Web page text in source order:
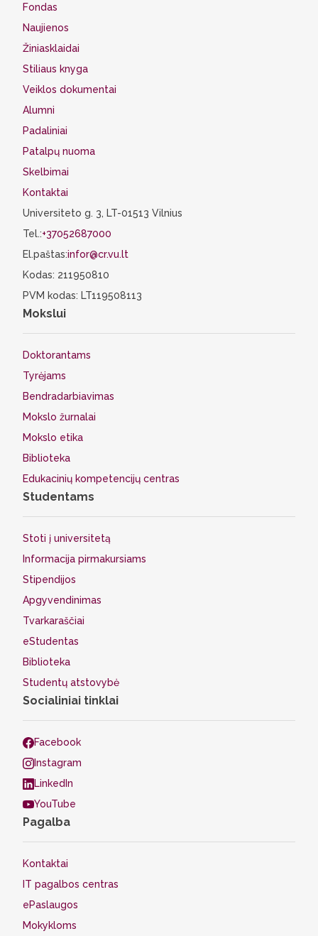
Fondas
Naujienos
Žiniasklaidai
Stiliaus knyga
Veiklos dokumentai
Alumni
Padaliniai
Patalpų nuoma
Skelbimai
Kontaktai
Universiteto g. 3, LT-01513 Vilnius
Tel.:+37052687000
El.paštas:infor@cr.vu.lt
Kodas: 211950810
PVM kodas: LT119508113
Mokslui
Doktorantams
Tyrėjams
Bendradarbiavimas
Mokslo žurnalai
Mokslo etika
Biblioteka
Edukacinių kompetencijų centras
Studentams
Stoti į universitetą
Informacija pirmakursiams
Stipendijos
Apgyvendinimas
Tvarkaraščiai
eStudentas
Biblioteka
Studentų atstovybė
Socialiniai tinklai
Facebook
Instagram
LinkedIn
YouTube
Pagalba
Kontaktai
IT pagalbos centras
ePaslaugos
Mokykloms